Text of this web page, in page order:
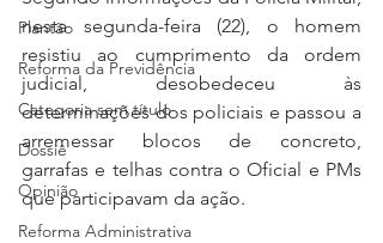
Plantão
Reforma da Previdência
Categoria sem título
Dossiê
Opinião
Reforma Administrativa
nesta segunda-feira (22), o homem
resistiu ao cumprimento da ordem
judicial, desobedeceu às
determinações dos policiais e passou a
arremessar blocos de concreto,
garrafas e telhas contra o Oficial e PMs
que participavam da ação.